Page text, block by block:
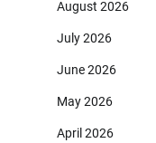
August 2026
July 2026
June 2026
May 2026
April 2026